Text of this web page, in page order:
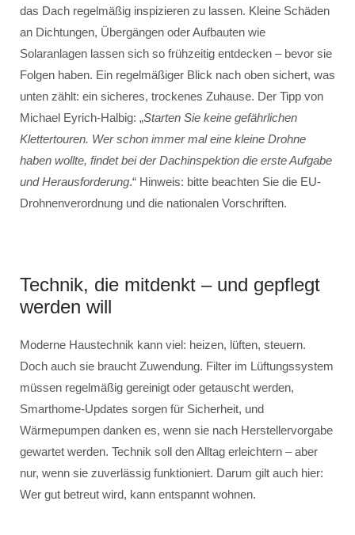
das Dach regelmäßig inspizieren zu lassen. Kleine Schäden
an Dichtungen, Übergängen oder Aufbauten wie
Solaranlagen lassen sich so frühzeitig entdecken – bevor sie
Folgen haben. Ein regelmäßiger Blick nach oben sichert, was
unten zählt: ein sicheres, trockenes Zuhause. Der Tipp von
Michael Eyrich-Halbig: „Starten Sie keine gefährlichen
Klettertouren. Wer schon immer mal eine kleine Drohne
haben wollte, findet bei der Dachinspektion die erste Aufgabe
und Herausforderung.“ Hinweis: bitte beachten Sie die EU-
Drohnenverordnung und die nationalen Vorschriften.
Technik, die mitdenkt – und gepflegt
werden will
Moderne Haustechnik kann viel: heizen, lüften, steuern.
Doch auch sie braucht Zuwendung. Filter im Lüftungssystem
müssen regelmäßig gereinigt oder getauscht werden,
Smarthome-Updates sorgen für Sicherheit, und
Wärmepumpen danken es, wenn sie nach Herstellervorgabe
gewartet werden. Technik soll den Alltag erleichtern – aber
nur, wenn sie zuverlässig funktioniert. Darum gilt auch hier:
Wer gut betreut wird, kann entspannt wohnen.